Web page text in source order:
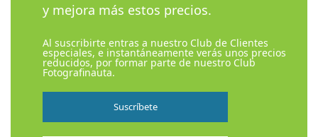
y mejora más estos precios.
Al suscribirte entras a nuestro Club de Clientes
especiales, e instantáneamente verás unos precios
reducidos, por formar parte de nuestro Club
Fotografinauta.
Suscríbete